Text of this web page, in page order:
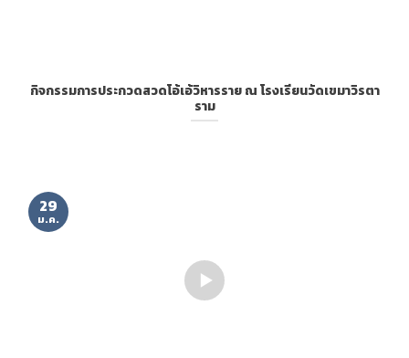
กิจกรรมการประกวดสวดโอ้เอ้วิหารราย ณ โรงเรียนวัดเขมาวิรตา
ราม
29
ม.ค.